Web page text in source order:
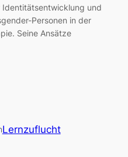
Identitätsentwicklung und
Personen in der
Seine Ansätze
Lernzuflucht